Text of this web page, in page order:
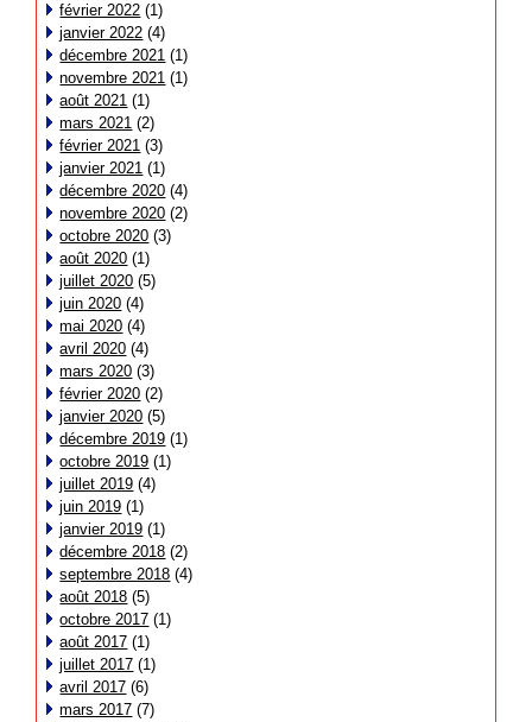
février 2022 (1)
janvier 2022 (4)
décembre 2021 (1)
novembre 2021 (1)
août 2021 (1)
mars 2021 (2)
février 2021 (3)
janvier 2021 (1)
décembre 2020 (4)
novembre 2020 (2)
octobre 2020 (3)
août 2020 (1)
juillet 2020 (5)
juin 2020 (4)
mai 2020 (4)
avril 2020 (4)
mars 2020 (3)
février 2020 (2)
janvier 2020 (5)
décembre 2019 (1)
octobre 2019 (1)
juillet 2019 (4)
juin 2019 (1)
janvier 2019 (1)
décembre 2018 (2)
septembre 2018 (4)
août 2018 (5)
octobre 2017 (1)
août 2017 (1)
juillet 2017 (1)
avril 2017 (6)
mars 2017 (7)